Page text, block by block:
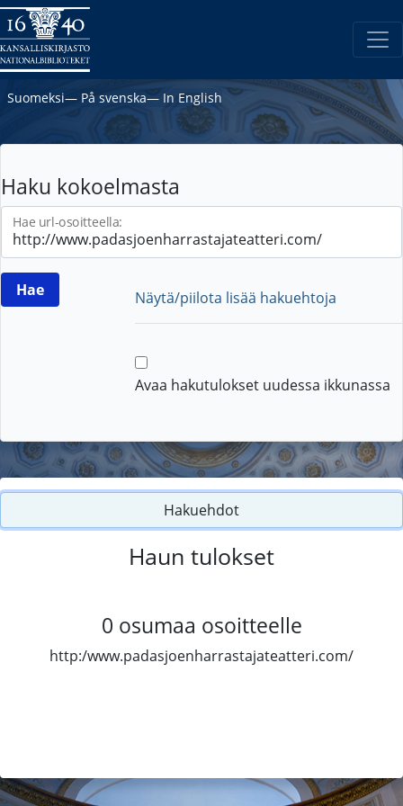
Suomeksi― På svenska― In English
Haku kokoelmasta
Hae url-osoitteella:
Näytä/piilota lisää hakuehtoja
Avaa hakutulokset uudessa ikkunassa
Hakuehdot
Haun tulokset
0 osumaa osoitteelle
http:/www.padasjoenharrastajateatteri.com/